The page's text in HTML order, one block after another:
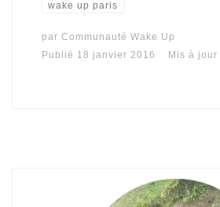
wake up paris
par Communauté Wake Up
Publié 18 janvier 2016 Mis à jour